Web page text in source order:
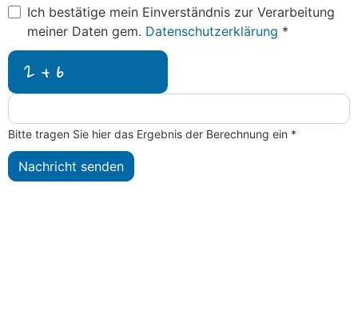
Ich bestätige mein Einverständnis zur Verarbeitung
meiner Daten gem. Datenschutzerklärung *
Bitte tragen Sie hier das Ergebnis der Berechnung ein *